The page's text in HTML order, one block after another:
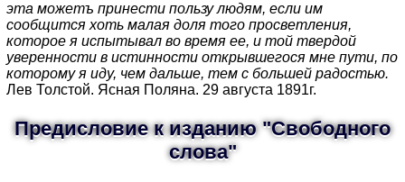
эта можетъ принести пользу людям, если им
сообщится хоть малая доля того просветления,
которое я испытывал во время ее, и той твердой
уверенности в истинности открывшегося мне пути, по
которому я иду, чем дальше, тем с большей радостью.
Лев Толстой. Ясная Поляна. 29 августа 1891г.
Предисловие к изданию "Свободного
слова"